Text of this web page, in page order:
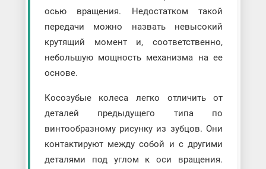
осью вращения. Недостатком такой
передачи можно назвать невысокий
крутящий момент и, соответственно,
небольшую мощность механизма на ее
основе.
Косозубые колеса легко отличить от
деталей предыдущего типа по
винтообразному рисунку из зубцов. Они
контактируют между собой и с другими
деталями под углом к оси вращения.